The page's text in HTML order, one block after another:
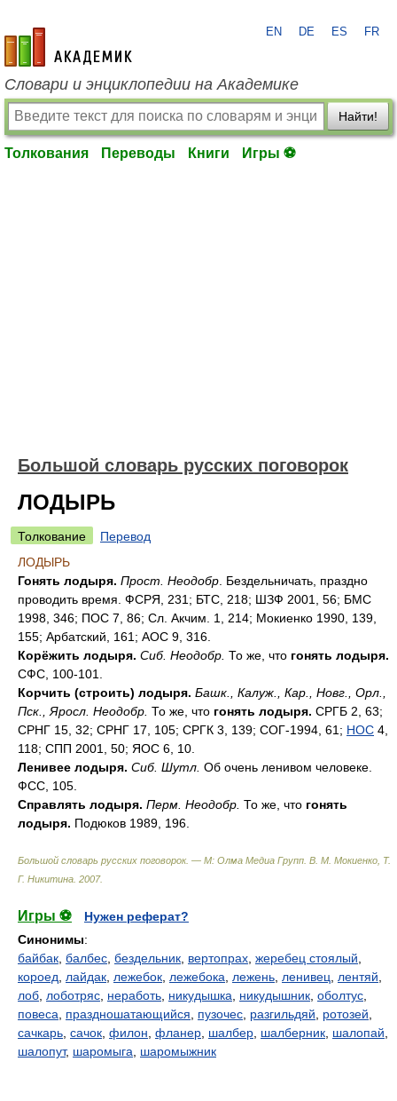
academic.ru
EN DE ES FR
Словари и энциклопедии на Академике
Найти!
Толкования Переводы Книги Игры ⚽
Большой словарь русских поговорок
ЛОДЫРЬ
Толкование
Перевод
ЛОДЫРЬ
Гонять лодыря. Прост. Неодобр . Бездельничать, праздно
проводить время. ФСРЯ, 231; БТС, 218; ШЗФ 2001, 56; БМС
1998, 346; ПОС 7, 86; Сл. Акчим. 1, 214; Мокиенко 1990, 139,
155; Арбатский, 161; АОС 9, 316.
Корёжить лодыря. Сиб. Неодобр. То же, что гонять лодыря.
СФС, 100-101.
Корчить (строить) лодыря. Башк., Калуж., Кар., Новг., Орл.,
Пск., Яросл. Неодобр. То же, что гонять лодыря. СРГБ 2, 63;
СРНГ 15, 32; СРНГ 17, 105; СРГК 3, 139; СОГ-1994, 61; НОС 4,
118; СПП 2001, 50; ЯОС 6, 10.
Ленивее лодыря. Сиб. Шутл. Об очень ленивом человеке.
ФСС, 105.
Справлять лодыря. Перм. Неодобр. То же, что гонять
лодыря. Подюков 1989, 196.
Большой словарь русских поговорок. — М: Олма Медиа Групп В. М. Мокиенко, Т.
Г. Никитина 2007.
Игры ⚽
Нужен реферат?
Синонимы:
байбак балбес бездельник вертопрах жеребец стоялый
короед
лайдак лежебок лежебока лежень ленивец лентяй
лоб лоботряс неработь никудышка никудышник оболтус
повеса
праздношатающийся пузочес разгильдяй ротозей
сачкарь сачок филон фланер шалбер шалберник шалопай
шалопут, шаромыга шаромыжник